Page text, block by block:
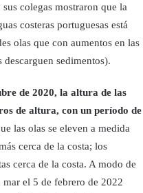
colegas mostraron que la
costeras portuguesas está
olas que con aumentos en las
sedimentos).
de 2020, la altura de las
de altura, con un período de
las olas se eleven a medida
cerca de la costa; los
cerca de la costa. A modo de
el 5 de febrero de 2022